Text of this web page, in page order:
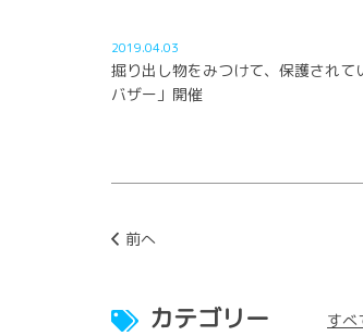
2019.04.03
掘り出し物をみつけて、保護されて
バザー」開催
前へ
カテゴリー すべ